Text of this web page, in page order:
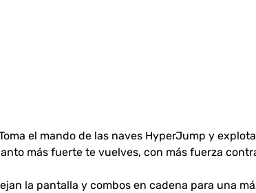
el mando de las naves HyperJump y
más fuerte te vuelves, con más fuerza
la pantalla y combos en cadena para una